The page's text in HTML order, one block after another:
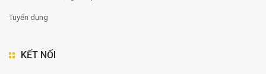
Tuyển dụng
KẾT NỐI